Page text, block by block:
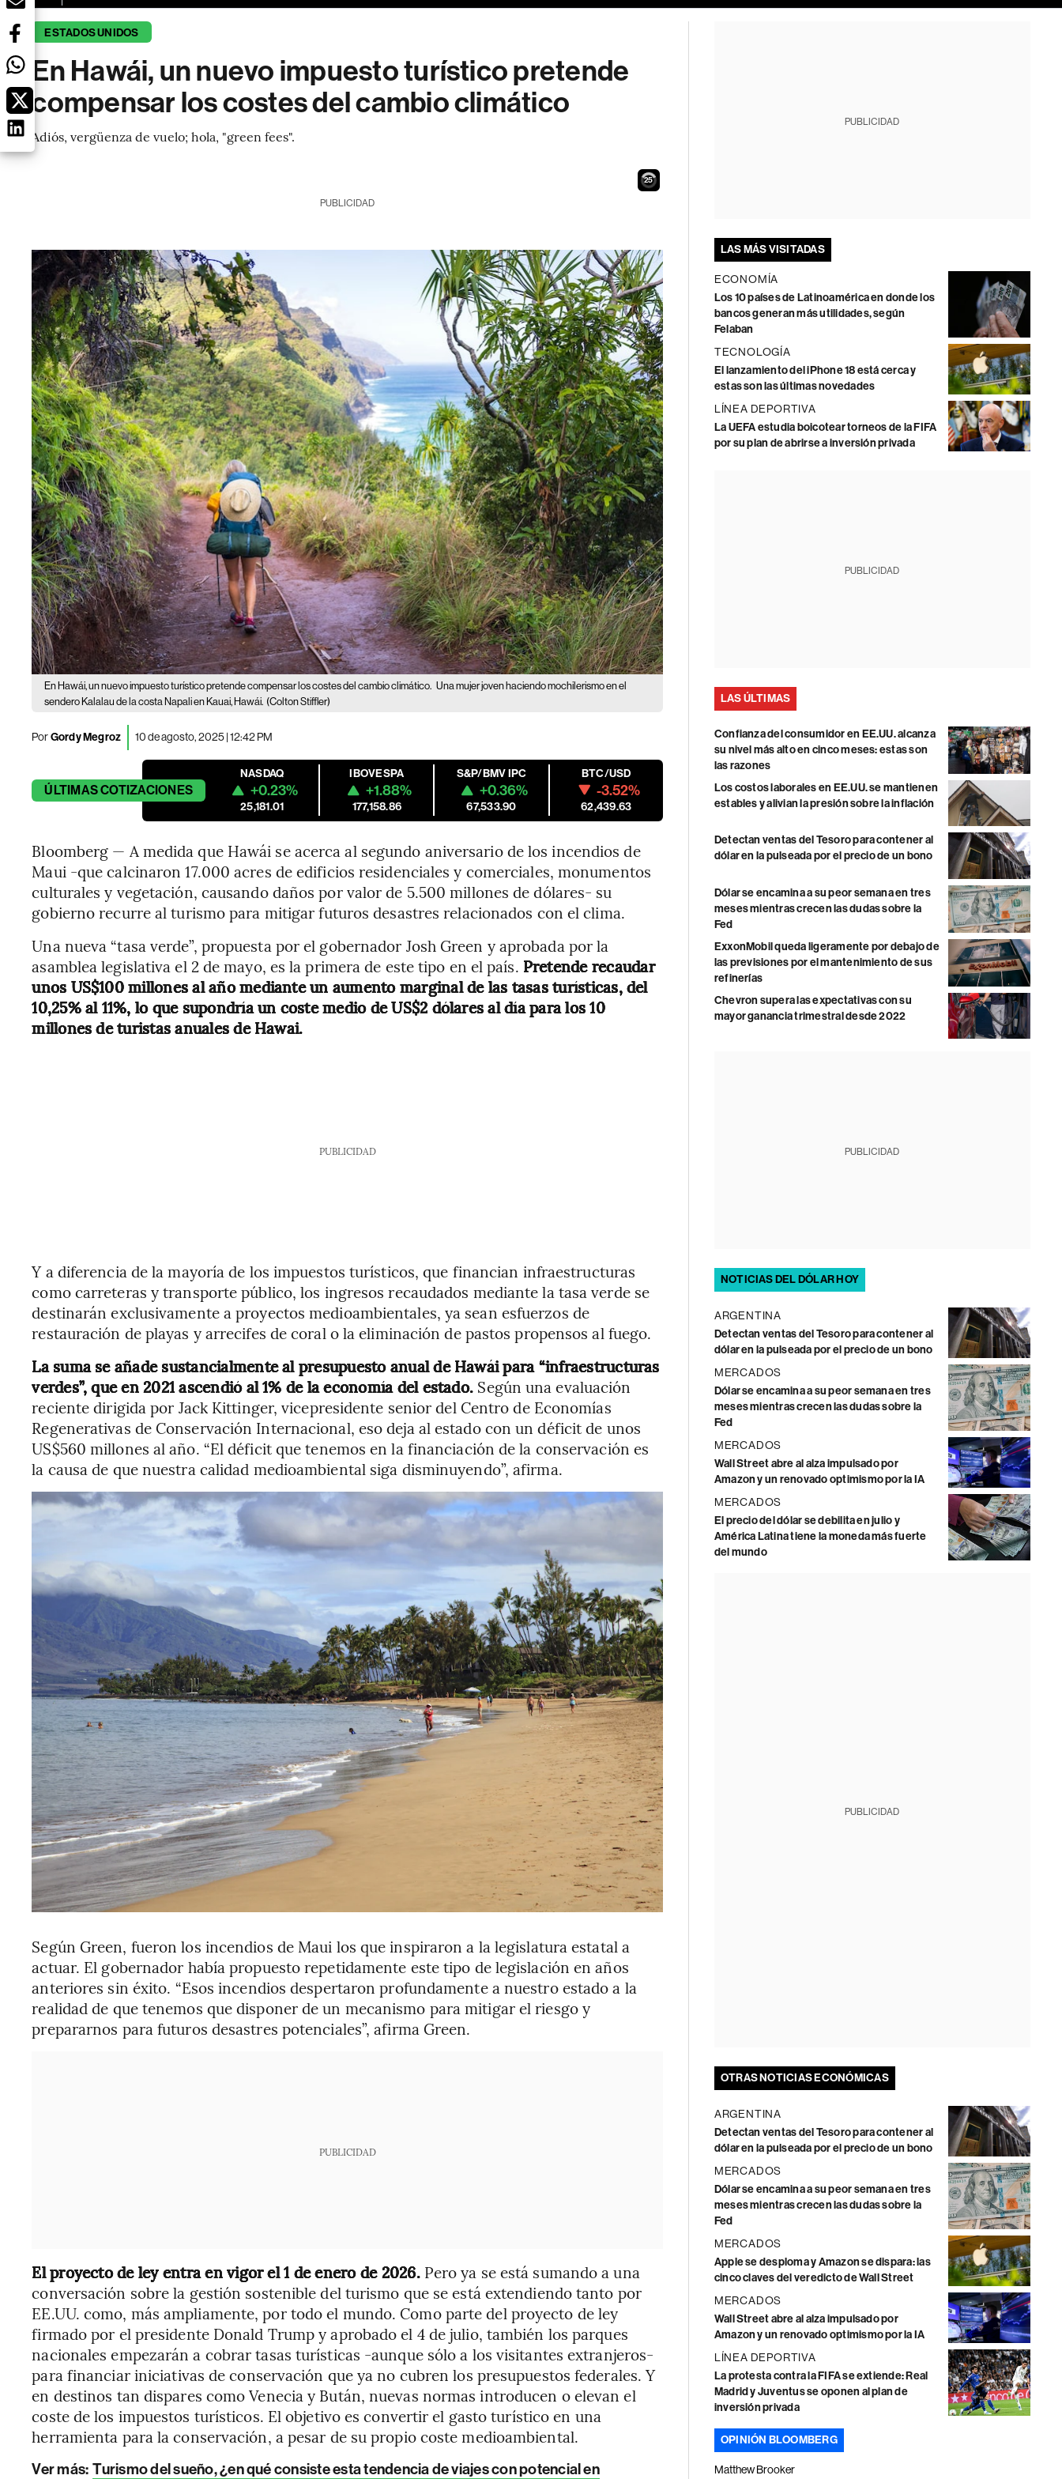
ESTADOS UNIDOS
En Hawái, un nuevo impuesto turístico pretende
compensar los costes del cambio climático
Adiós, vergüenza de vuelo; hola, "green fees".
24
PUBLICIDAD
En Hawái, un nuevo impuesto turístico pretende compensar los costes del cambio climático. Una mujer joven haciendo mochilerismo en el
sendero Kalalau de la costa Napali en Kauai, Hawái. (Colton Stiffler)
PorGordy Megroz 10 de agosto, 2025 | 12:42 PM
ÚLTIMASCOTIZACIONES
NASDAQ
+0.23%
25,181.01
IBOVESPA
+1.88%
177,158.86
S&P/BMV IPC
+0.36%
67,533.90
BTC/USD
-3.52%
62,439.63
Bloomberg — A medida que Hawái se acerca al segundo aniversario de los incendios de
Maui -que calcinaron 17.000 acres de edificios residenciales y comerciales, monumentos
culturales y vegetación, causando daños por valor de 5.500 millones de dólares- su
gobierno recurre al turismo para mitigar futuros desastres relacionados con el clima.
Una nueva “tasa verde”, propuesta por el gobernador Josh Green y aprobada por la
asamblea legislativa el 2 de mayo, es la primera de este tipo en el país. Pretende recaudar
unos US$100 millones al año mediante un aumento marginal de las tasas turísticas, del
10,25% al 11%, lo que supondría un coste medio de US$2 dólares al día para los 10
millones de turistas anuales de Hawai.
PUBLICIDAD
Y a diferencia de la mayoría de los impuestos turísticos, que financian infraestructuras
como carreteras y transporte público, los ingresos recaudados mediante la tasa verde se
destinarán exclusivamente a proyectos medioambientales, ya sean esfuerzos de
restauración de playas y arrecifes de coral o la eliminación de pastos propensos al fuego.
La suma se añade sustancialmente al presupuesto anual de Hawái para “infraestructuras
verdes”, que en 2021 ascendió al 1% de la economía del estado. Según una evaluación
reciente dirigida por Jack Kittinger, vicepresidente senior del Centro de Economías
Regenerativas de Conservación Internacional, eso deja al estado con un déficit de unos
US$560 millones al año. “El déficit que tenemos en la financiación de la conservación es
la causa de que nuestra calidad medioambiental siga disminuyendo”, afirma.
Según Green, fueron los incendios de Maui los que inspiraron a la legislatura estatal a
actuar. El gobernador había propuesto repetidamente este tipo de legislación en años
anteriores sin éxito. “Esos incendios despertaron profundamente a nuestro estado a la
realidad de que tenemos que disponer de un mecanismo para mitigar el riesgo y
prepararnos para futuros desastres potenciales”, afirma Green.
PUBLICIDAD
El proyecto de ley entra en vigor el 1 de enero de 2026.Pero ya se está sumando a una
conversación sobre la gestión sostenible del turismo que se está extendiendo tanto por
EE.UU. como, más ampliamente, por todo el mundo. Como parte del proyecto de ley
firmado por el presidente Donald Trump y aprobado el 4 de julio, también los parques
nacionales empezarán a cobrar tasas turísticas -aunque sólo a los visitantes extranjeros-
para financiar iniciativas de conservación que ya no cubren los presupuestos federales. Y
en destinos tan dispares como Venecia y Bután, nuevas normas introducen o elevan el
coste de los impuestos turísticos. El objetivo es convertir el gasto turístico en una
herramienta para la conservación, a pesar de su propio coste medioambiental.
Ver más: Turismo del sueño, ¿en qué consiste esta tendencia de viajes con potencial en
PUBLICIDAD
LAS MÁS VISITADAS
ECONOMÍA
Los 10 países de Latinoamérica en donde los
bancos generan más utilidades, según
Felaban
TECNOLOGÍA
El lanzamiento del iPhone 18 está cerca y
estas son las últimas novedades
LÍNEA DEPORTIVA
La UEFA estudia boicotear torneos de la FIFA
por su plan de abrirse a inversión privada
PUBLICIDAD
LAS ÚLTIMAS
Confianza del consumidor en EE.UU. alcanza
su nivel más alto en cinco meses: estas son
las razones
Los costos laborales en EE.UU. se mantienen
estables y alivian la presión sobre la inflación
Detectan ventas del Tesoro para contener al
dólar en la pulseada por el precio de un bono
Dólar se encamina a su peor semana en tres
meses mientras crecen las dudas sobre la
Fed
ExxonMobil queda ligeramente por debajo de
las previsiones por el mantenimiento de sus
refinerías
Chevron supera las expectativas con su
mayor ganancia trimestral desde 2022
PUBLICIDAD
NOTICIAS DEL DÓLAR HOY
ARGENTINA
Detectan ventas del Tesoro para contener al
dólar en la pulseada por el precio de un bono
MERCADOS
Dólar se encamina a su peor semana en tres
meses mientras crecen las dudas sobre la
Fed
MERCADOS
Wall Street abre al alza impulsado por
Amazon y un renovado optimismo por la IA
MERCADOS
El precio del dólar se debilita en julio y
América Latina tiene la moneda más fuerte
del mundo
PUBLICIDAD
OTRAS NOTICIAS ECONÓMICAS
ARGENTINA
Detectan ventas del Tesoro para contener al
dólar en la pulseada por el precio de un bono
MERCADOS
Dólar se encamina a su peor semana en tres
meses mientras crecen las dudas sobre la
Fed
MERCADOS
Apple se desploma y Amazon se dispara: las
cinco claves del veredicto de Wall Street
MERCADOS
Wall Street abre al alza impulsado por
Amazon y un renovado optimismo por la IA
LÍNEA DEPORTIVA
La protesta contra la FIFA se extiende: Real
Madrid y Juventus se oponen al plan de
inversión privada
OPINIÓN BLOOMBERG
Matthew Brooker